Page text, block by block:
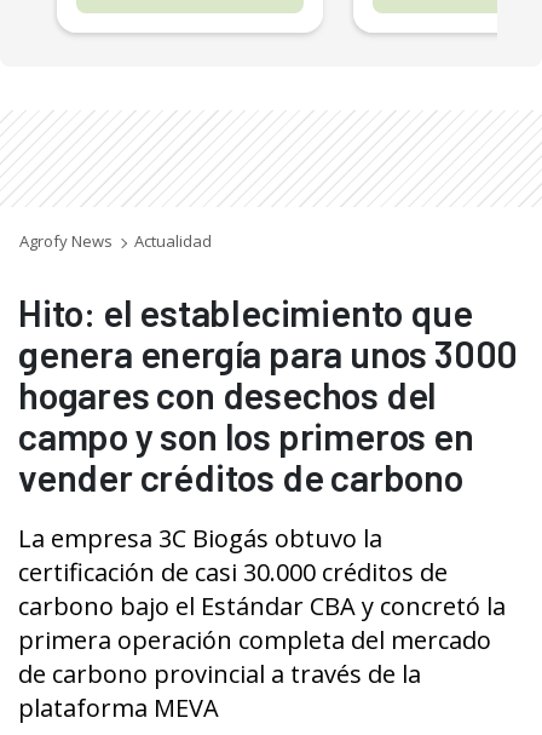
Agrofy News Actualidad
Hito: el establecimiento que
genera energía para unos 3000
hogares con desechos del
campo y son los primeros en
vender créditos de carbono
La empresa 3C Biogás obtuvo la
certificación de casi 30.000 créditos de
carbono bajo el Estándar CBA y concretó la
primera operación completa del mercado
de carbono provincial a través de la
plataforma MEVA